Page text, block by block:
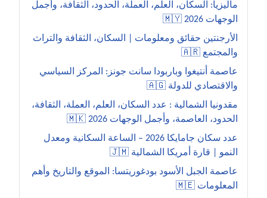
ماليزيا: السكان، العلم، العملة، الحدود، الثقافة، وأجمل
الوجهات 2026 🇲🇾
الأرجنتين حقائق ومعلومات | السكان، الثقافة والتراث
والمجتمع 🇦🇷
عاصمة أنتيغوا وباربودا سانت جونز: المركز السياسي
والاقتصادي للدولة 🇦🇬
مقدونيا الشمالية : عدد السكان، العلم، العملة، الثقافة،
الحدود، العاصمة، وأجمل الوجهات 2026 🇲🇰
عدد سكان جامايكا 2026 – الساعة السكانية ومعدل
النمو | قارة أمريكا الشمالية 🇯🇲
عاصمة الجبل الأسود بودغوريتسا: الموقع والتاريخ وأهم
المعلومات 🇲🇪